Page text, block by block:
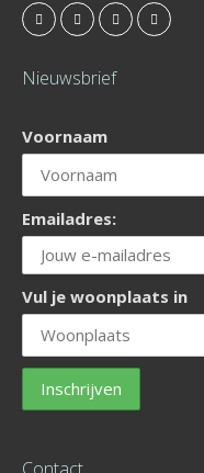
Nieuwsbrief
Voornaam
Emailadres:
Vul je woonplaats in